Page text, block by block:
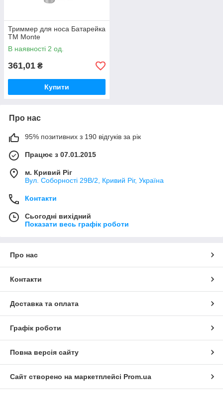
Триммер для носа Батарейка
ТМ Monte
В наявності 2 од.
361,01 ₴
Купити
Про нас
95% позитивних з 190 відгуків за рік
Працює з 07.01.2015
м. Кривий Ріг
Вул. Соборності 29В/2, Кривий Ріг, Україна
Контакти
Сьогодні вихідний
Показати весь графік роботи
Про нас
Контакти
Доставка та оплата
Графік роботи
Повна версія сайту
Сайт створено на маркетплейсі Prom.ua